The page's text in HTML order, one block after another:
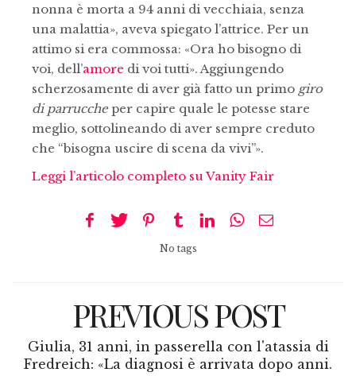
nonna è morta a 94 anni di vecchiaia, senza
una malattia», aveva spiegato l’attrice. Per un
attimo si era commossa: «Ora ho bisogno di
voi, dell’amore di voi tutti». Aggiungendo
scherzosamente di aver già fatto un primo giro
di parruccheper capire quale le potesse stare
meglio, sottolineando di aver sempre creduto
che “bisogna uscire di scena da vivi”».
Leggi l’articolo completo su Vanity Fair
No tags
PREVIOUS POST
Giulia, 31 anni, in passerella con l'atassia di
Fredreich: «La diagnosi è arrivata dopo anni.